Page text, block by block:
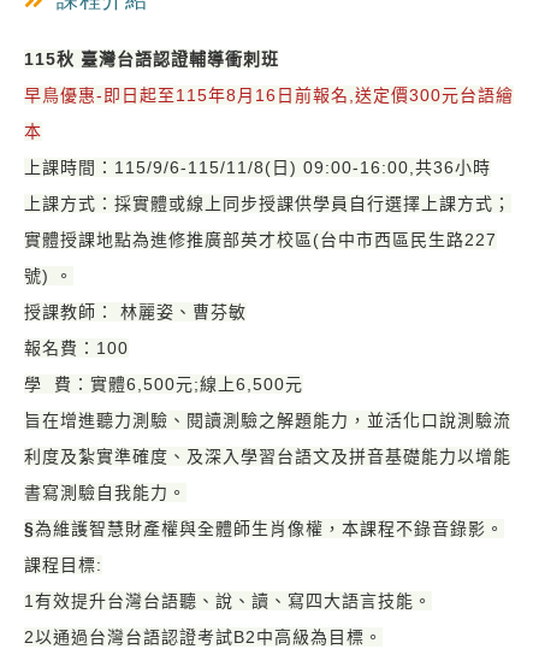
115秋 臺灣台語認證輔導衝刺班
早鳥優惠-即日起至115年8月16日前報名,送定價300元台語繪
本
上課時間：115/9/6-115/11/8(日) 09:00-16:00,共36小時
上課方式：採實體或線上同步授課供學員自行選擇上課方式；
實體授課地點為進修推廣部英才校區(台中市西區民生路227
號) 。
授課教師： 林麗姿、曹芬敏
報名費：100
學 費：實體6,500元;線上6,500元
旨在增進聽力測驗、閱讀測驗之解題能力，並活化口說測驗流
利度及紮實準確度、及深入學習台語文及拼音基礎能力以增能
書寫測驗自我能力。
§為維護智慧財產權與全體師生肖像權，本課程不錄音錄影。
課程目標:
1有效提升台灣台語聽、說、讀、寫四大語言技能。
2以通過台灣台語認證考試B2中高級為目標。